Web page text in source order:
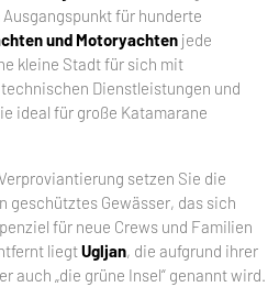
für hunderte
und Motoryachten jede
kleine Stadt für sich mit
Dienstleistungen und
ideal für große Katamarane
setzen Sie die
geschütztes Gewässer, das sich
für neue Crews und Familien
liegtUgljan, die aufgrund ihrer
auch „die grüne Insel“ genannt wird.